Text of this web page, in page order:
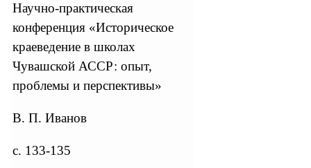
Научно-практическая
конференция «Историческое
краеведение в школах
Чувашской АССР: опыт,
проблемы и перспективы»
В. П. Иванов
с. 133-135